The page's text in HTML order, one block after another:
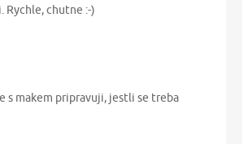
Rychle, chutne :-)
s makem pripravuji, jestli se treba